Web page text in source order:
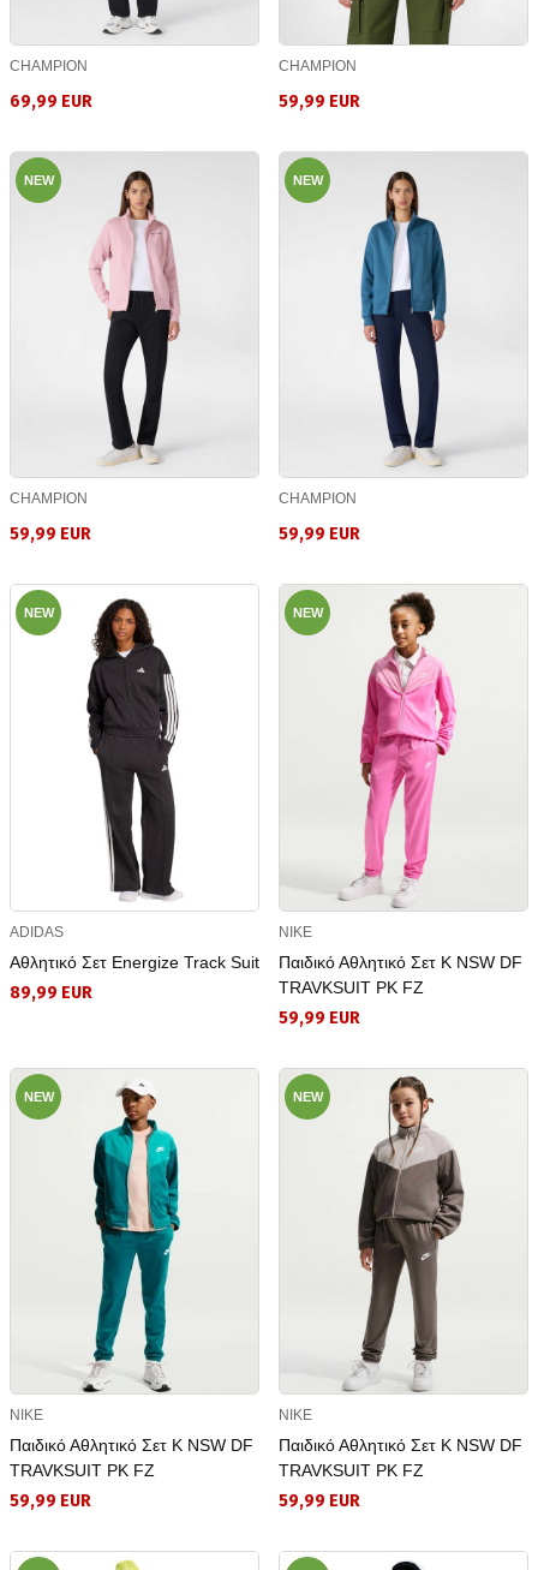
CHAMPION
69,99 EUR
CHAMPION
59,99 EUR
NEW
CHAMPION
59,99 EUR
NEW
CHAMPION
59,99 EUR
NEW
ADIDAS
Αθλητικό Σετ Energize Track Suit
89,99 EUR
NEW
NIKE
Παιδικό Αθλητικό Σετ K NSW DF
TRAVKSUIT PK FZ
59,99 EUR
NEW
NIKE
Παιδικό Αθλητικό Σετ K NSW DF
TRAVKSUIT PK FZ
59,99 EUR
NEW
NIKE
Παιδικό Αθλητικό Σετ K NSW DF
TRAVKSUIT PK FZ
59,99 EUR